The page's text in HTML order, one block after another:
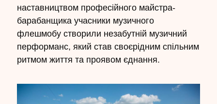
наставництвом професійного майстра-
барабанщика учасники музичного
флешмобу створили незабутній музичний
перформанс, який став своєрідним спільним
ритмом життя та проявом єднання.